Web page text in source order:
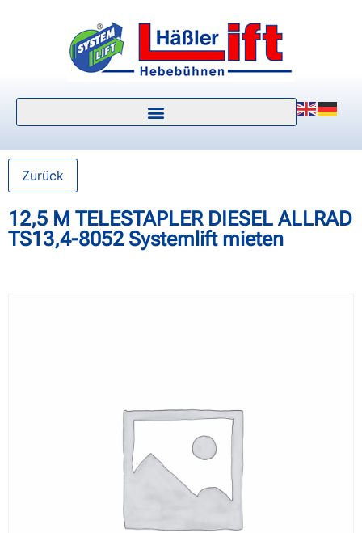
Zurück
12,5 M TELESTAPLER DIESEL ALLRAD
TS13,4-8052 Systemlift mieten